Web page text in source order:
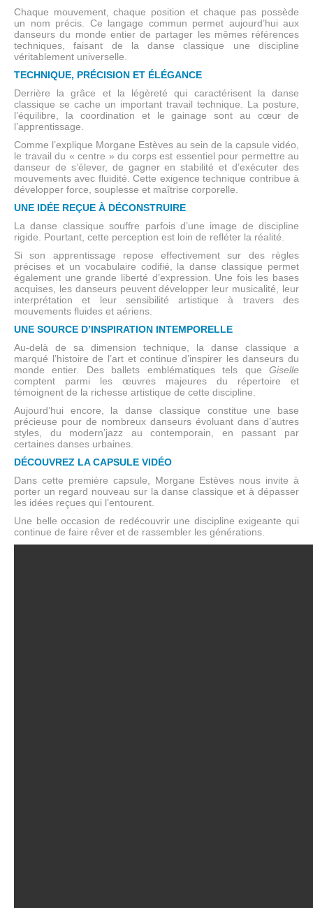
Chaque mouvement, chaque position et chaque pas possède
un nom précis. Ce langage commun permet aujourd’hui aux
danseurs du monde entier de partager les mêmes références
techniques, faisant de la danse classique une discipline
véritablement universelle.
TECHNIQUE, PRÉCISION ET ÉLÉGANCE
Derrière la grâce et la légèreté qui caractérisent la danse
classique se cache un important travail technique. La posture,
l’équilibre, la coordination et le gainage sont au cœur de
l’apprentissage.
Comme l’explique Morgane Estèves au sein de la capsule vidéo,
le travail du « centre » du corps est essentiel pour permettre au
danseur de s’élever, de gagner en stabilité et d’exécuter des
mouvements avec fluidité. Cette exigence technique contribue à
développer force, souplesse et maîtrise corporelle.
UNE IDÉE REÇUE À DÉCONSTRUIRE
La danse classique souffre parfois d’une image de discipline
rigide. Pourtant, cette perception est loin de refléter la réalité.
Si son apprentissage repose effectivement sur des règles
précises et un vocabulaire codifié, la danse classique permet
également une grande liberté d’expression. Une fois les bases
acquises, les danseurs peuvent développer leur musicalité, leur
interprétation et leur sensibilité artistique à travers des
mouvements fluides et aériens.
UNE SOURCE D’INSPIRATION INTEMPORELLE
Au-delà de sa dimension technique, la danse classique a
marqué l’histoire de l’art et continue d’inspirer les danseurs du
monde entier. Des ballets emblématiques tels que Giselle
comptent parmi les œuvres majeures du répertoire et
témoignent de la richesse artistique de cette discipline.
Aujourd’hui encore, la danse classique constitue une base
précieuse pour de nombreux danseurs évoluant dans d’autres
styles, du modern’jazz au contemporain, en passant par
certaines danses urbaines.
DÉCOUVREZ LA CAPSULE VIDÉO
Dans cette première capsule, Morgane Estèves nous invite à
porter un regard nouveau sur la danse classique et à dépasser
les idées reçues qui l’entourent.
Une belle occasion de redécouvrir une discipline exigeante qui
continue de faire rêver et de rassembler les générations.